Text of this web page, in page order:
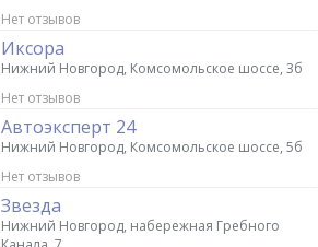
Нет отзывов
Иксора
Нижний Новгород, Комсомольское шоссе, 3б
Нет отзывов
Автоэксперт 24
Нижний Новгород, Комсомольское шоссе, 5б
Нет отзывов
Звезда
Нижний Новгород, набережная Гребного